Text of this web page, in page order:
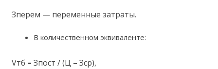
Зперем — переменные затраты.
В количественном эквиваленте:
Vтб = Зпост / (Ц – Зср),